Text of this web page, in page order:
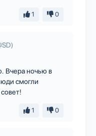
1 0
Вчера ночью в
смогли
1 0